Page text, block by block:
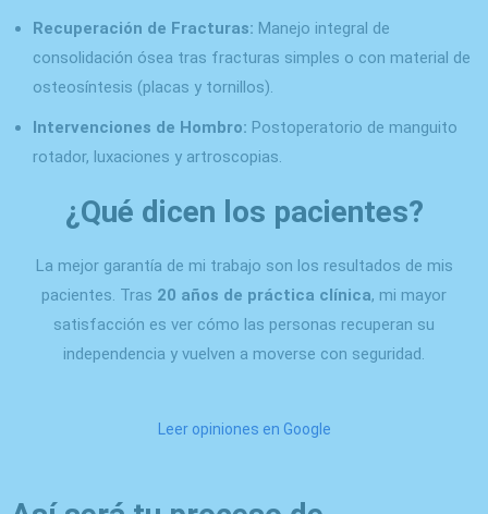
Recuperación de Fracturas: Manejo integral de
consolidación ósea tras fracturas simples o con material de
osteosíntesis (placas y tornillos).
Intervenciones de Hombro: Postoperatorio de manguito
rotador, luxaciones y artroscopias.
¿Qué dicen los pacientes?
La mejor garantía de mi trabajo son los resultados de mis
pacientes. Tras 20 años de práctica clínica, mi mayor
satisfacción es ver cómo las personas recuperan su
independencia y vuelven a moverse con seguridad.
Leer opiniones en Google